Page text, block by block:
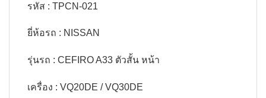
รหัส : TPCN-021
ยี่ห้อรถ : NISSAN
รุ่นรถ : CEFIRO A33 ตัวสั้น หน้า
เครื่อง : VQ20DE / VQ30DE